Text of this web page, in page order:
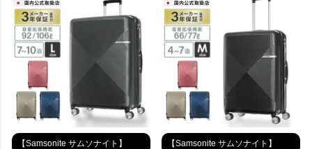
【Samsonite サムソナイト】 【Samsonite サムソナイト】